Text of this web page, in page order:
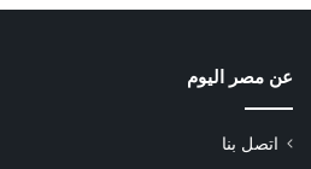
عن مصر اليوم
اتصل بنا